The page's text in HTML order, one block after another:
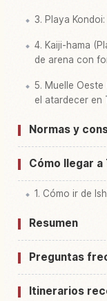
3. Playa
4. Kaiji-hama
de arena con
5. Muelle
el atardecer en
Normas y
Cómo llegar
1. Cómo ir de
Resumen
Preguntas
Itinerarios